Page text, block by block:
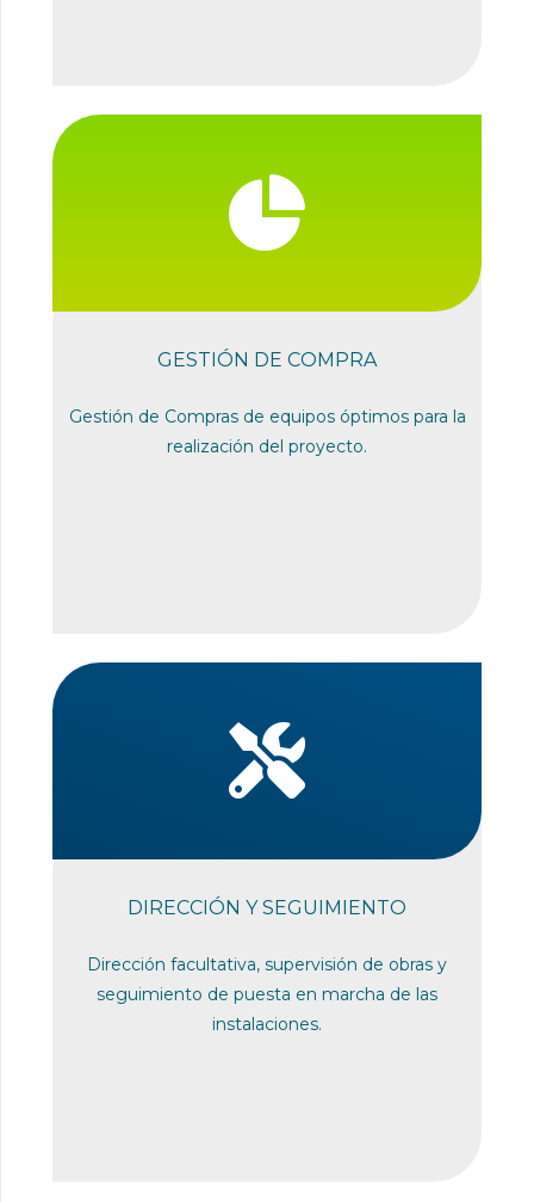
GESTIÓN DE COMPRA
Gestión de Compras de equipos óptimos para la
realización del proyecto.
DIRECCIÓN Y SEGUIMIENTO
Dirección facultativa, supervisión de obras y
seguimiento de puesta en marcha de las
instalaciones.